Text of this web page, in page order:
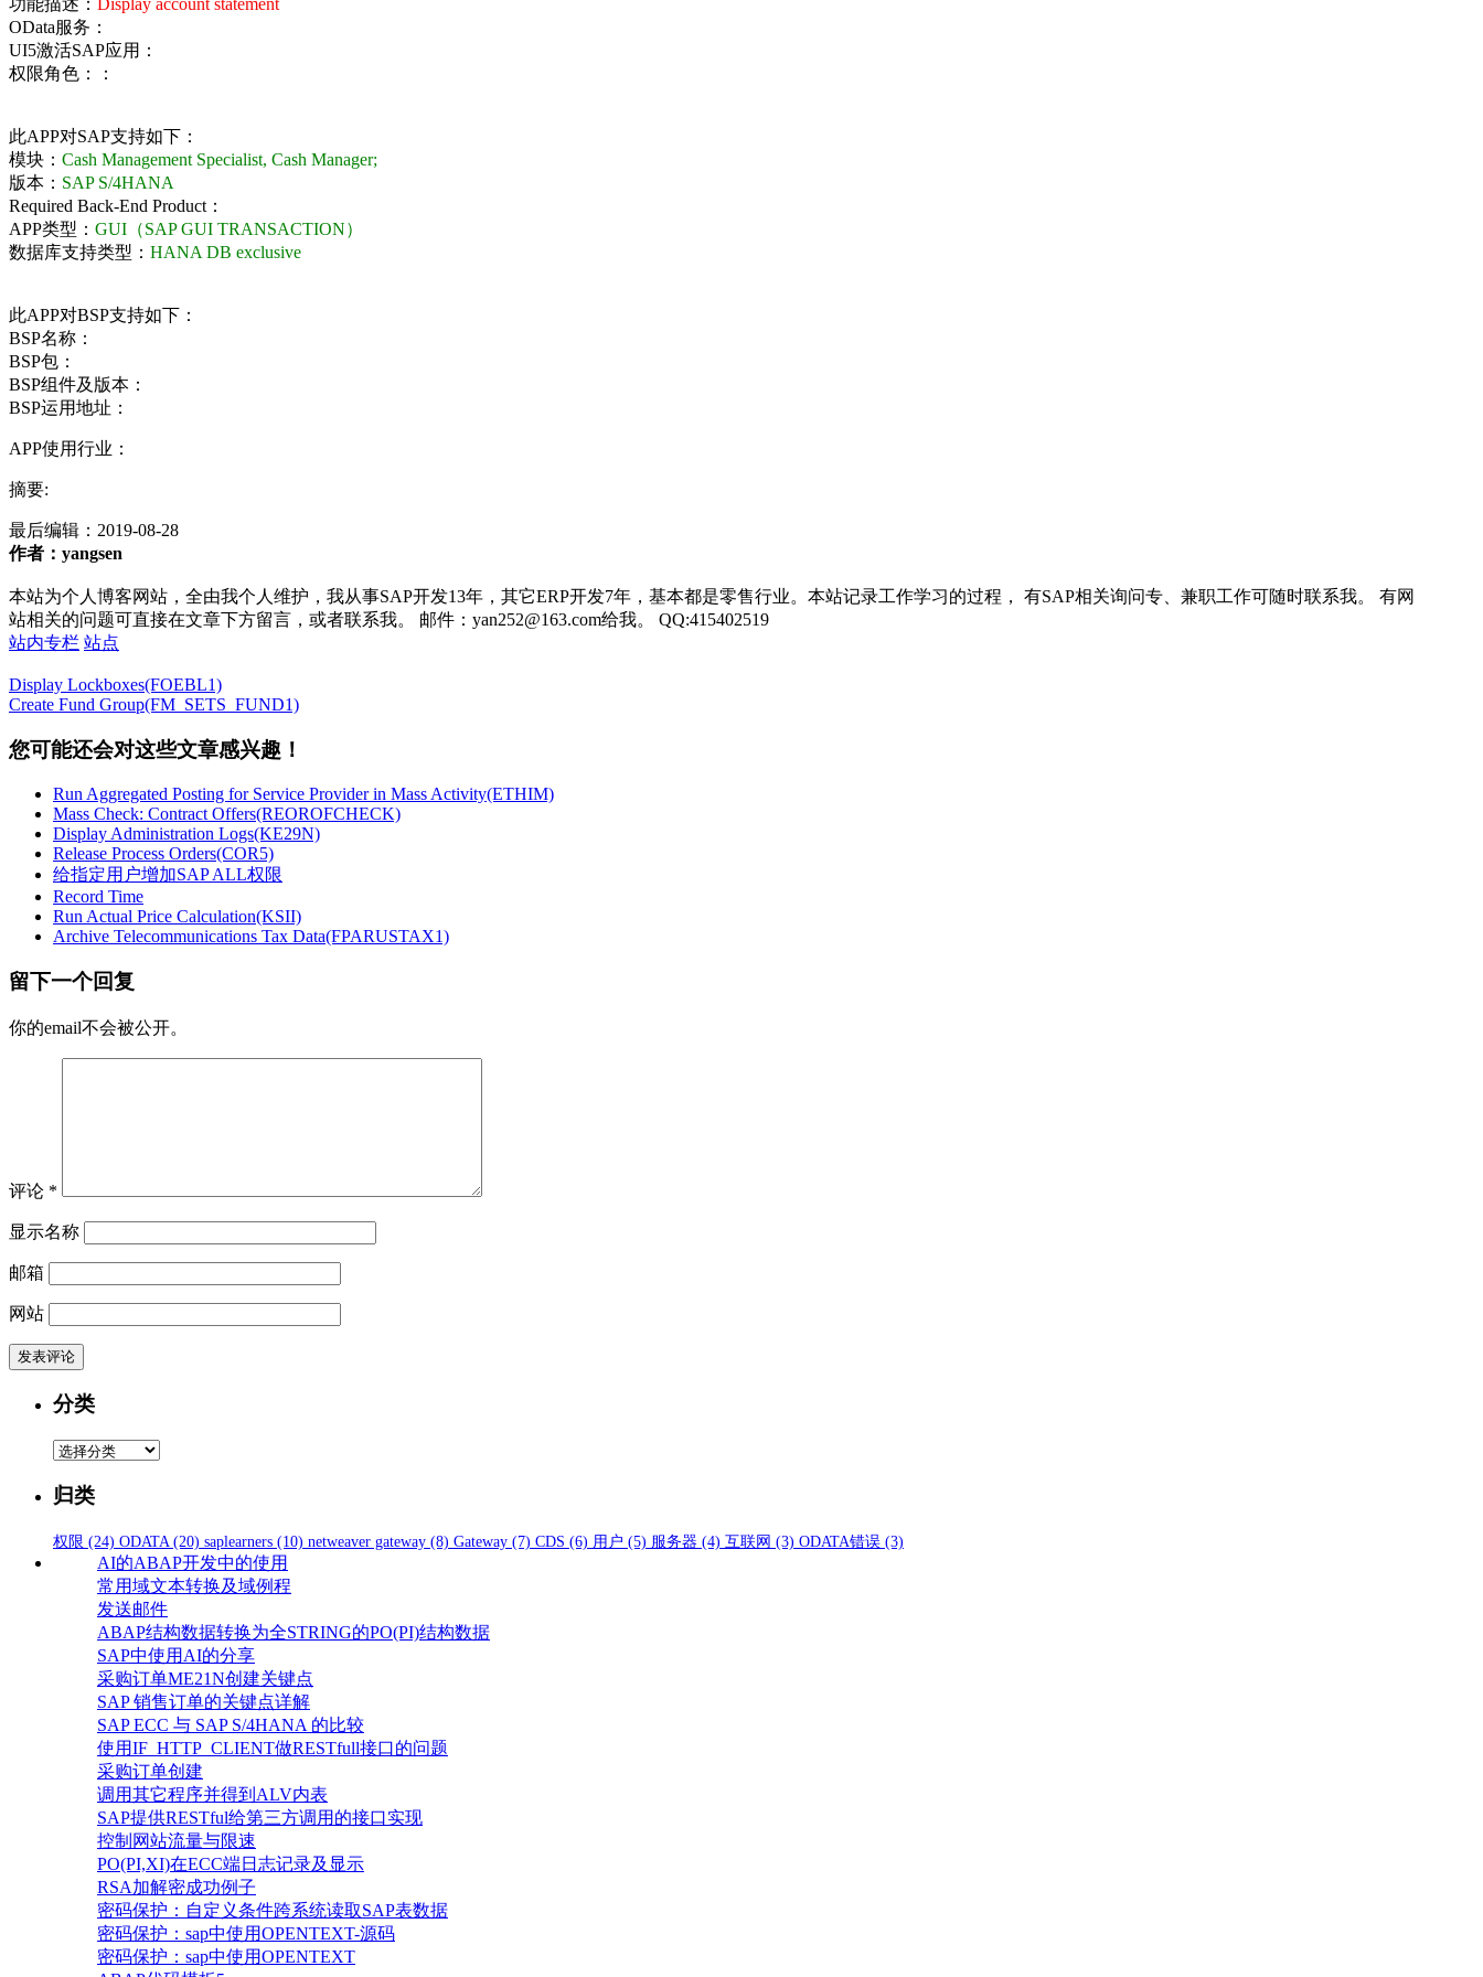
OData服务：
UI5激活SAP应用：
权限角色：：
此APP对SAP支持如下：
模块： Cash Management Specialist, Cash Manager;
版本： SAP S/4HANA
Required Back-End Product：
APP类型： GUI（SAP GUI TRANSACTION）
数据库支持类型： HANA DB exclusive
此APP对BSP支持如下：
BSP名称：
BSP包：
BSP组件及版本：
BSP运用地址：
APP使用行业：
摘要:
最后编辑： 2019-08-28
作者：yangsen
本站为个人博客网站，全由我个人维护，我从事SAP开发13年，其它ERP开发7年，基本都是零售行业。本站记录工作学习的过程， 有SAP相关询问专、兼职工作可随时联系我。 有网
站相关的问题可直接在文章下方留言，或者联系我。 邮件：yan252@163.com给我。 QQ:415402519
站内专栏 站点
Display Lockboxes(FOEBL1)
Create Fund Group(FM_SETS_FUND1)
您可能还会对这些文章感兴趣！
Run Aggregated Posting for Service Provider in Mass Activity(ETHIM)
Mass Check: Contract Offers(REOROFCHECK)
Display Administration Logs(KE29N)
Release Process Orders(COR5)
给指定用户增加SAP ALL权限
Record Time
Run Actual Price Calculation(KSII)
Archive Telecommunications Tax Data(FPARUSTAX1)
留下一个回复
你的email不会被公开。
评论 *
显示名称
邮箱
网站
分类
分
归类
权限 (24) ODATA (20) saplearners (10) netweaver gateway (8) Gateway (7) CDS (6) 用户 (5) 服务器 (4) 互联网 (3) ODATA错误 (3)
AI的ABAP开发中的使用
常用域文本转换及域例程
发送邮件
ABAP结构数据转换为全STRING的PO(PI)结构数据
SAP中使用AI的分享
采购订单ME21N创建关键点
SAP 销售订单的关键点详解
SAP ECC 与 SAP S/4HANA 的比较
使用IF_HTTP_CLIENT做RESTfull接口的问题
采购订单创建
调用其它程序并得到ALV内表
SAP提供RESTful给第三方调用的接口实现
控制网站流量与限速
PO(PI,XI)在ECC端日志记录及显示
RSA加解密成功例子
密码保护：自定义条件跨系统读取SAP表数据
密码保护：sap中使用OPENTEXT-源码
密码保护：sap中使用OPENTEXT